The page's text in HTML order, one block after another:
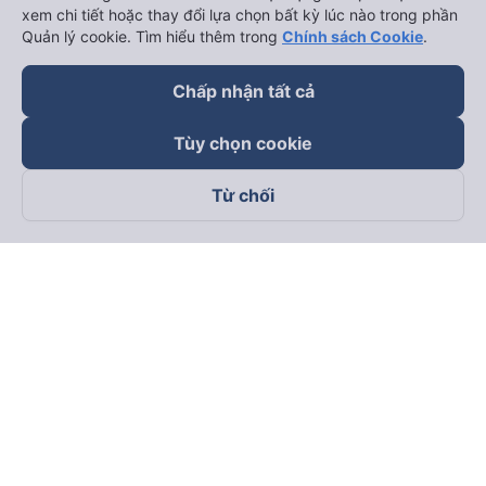
Theo dõi chúng tôi trên
xem chi tiết hoặc thay đổi lựa chọn bất kỳ lúc nào trong phần
Quản lý cookie. Tìm hiểu thêm trong Chính sách Cookie.
Chấp nhận tất cả
Tùy chọn cookie
Từ chối